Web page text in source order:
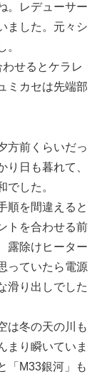
。レデューサー
ました。元々シ
せるとケラレ
ミカセは先端部
方前くらいだっ
日も暮れて、
でした。
順を間違えると
トを合わせる前
露除けヒーター
っていたら電源
滑り出しでした
は冬の天の川も
まり瞬いていま
「M33銀河」も